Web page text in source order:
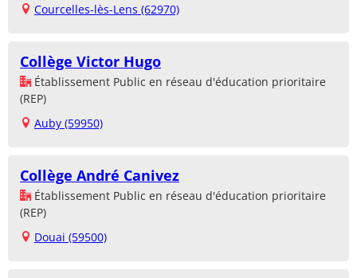
Courcelles-lès-Lens (62970)
Collège Victor Hugo
Établissement Public en réseau d'éducation prioritaire
(REP)
Auby (59950)
Collège André Canivez
Établissement Public en réseau d'éducation prioritaire
(REP)
Douai (59500)